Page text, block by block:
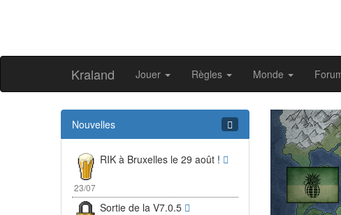
Kraland Jouer Règles Monde
Nouvelles
23/07
RIK à Bruxelles le 29 août !
Sortie de la V7.0.5